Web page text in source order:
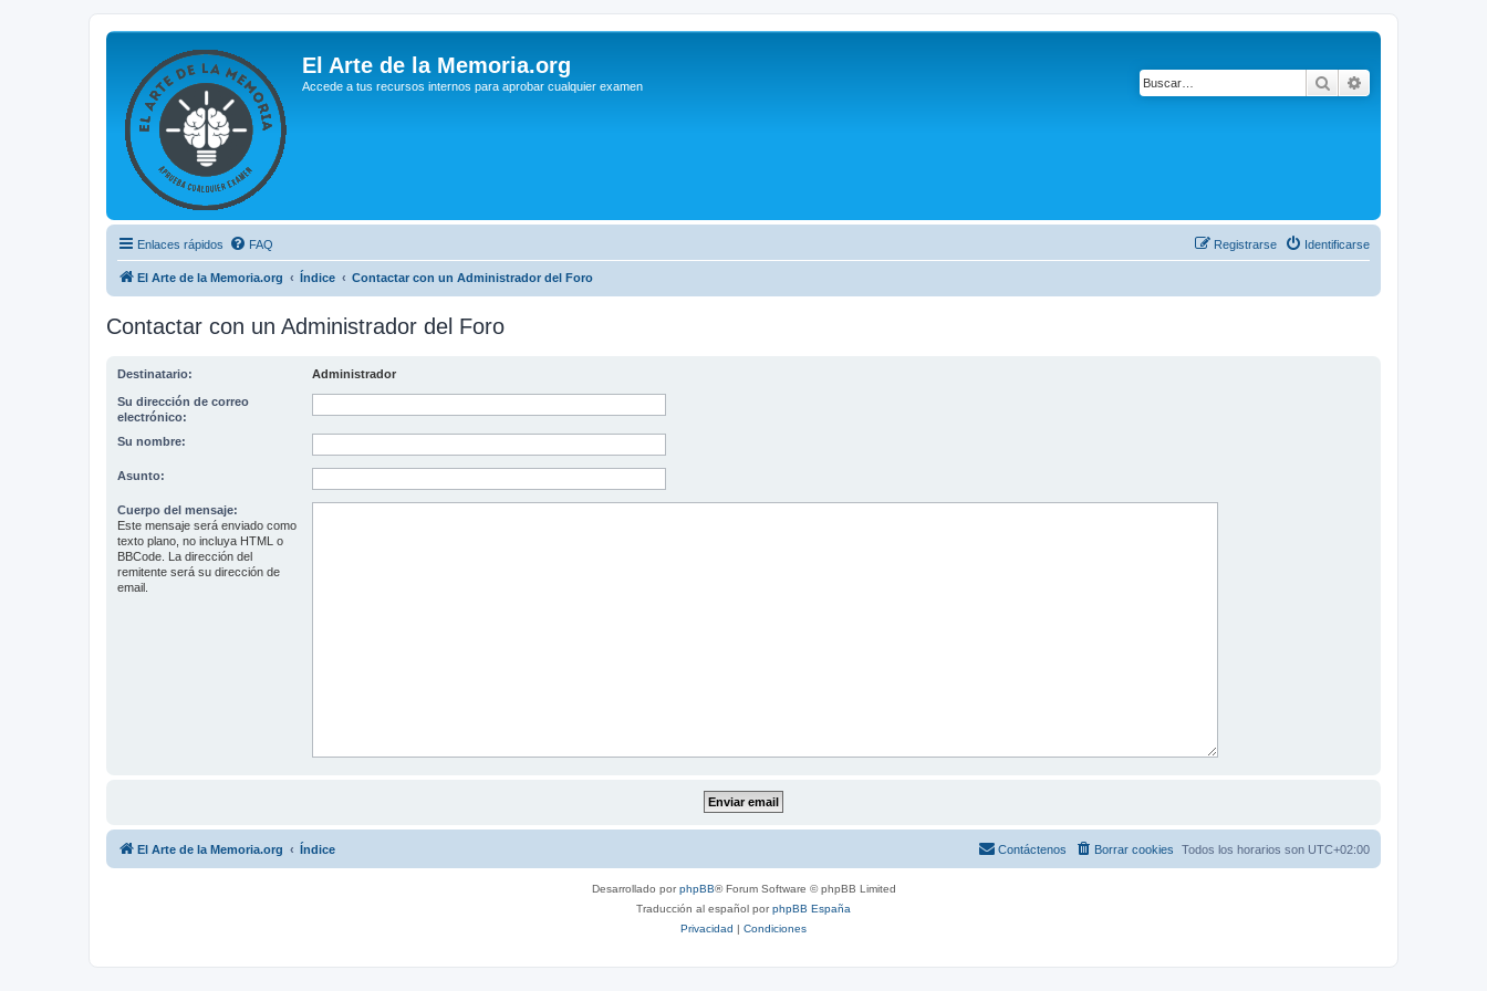
El Arte de la Memoria.org
Accede a tus recursos internos para aprobar cualquier examen Buscar
Enlaces rápidos FAQ Identificarse
Registrarse
El Arte de la Memoria.org Índice Contactar con un Administrador del Foro
Contactar con un Administrador del Foro
Destinatario: Administrador
Su dirección de correo
electrónico:
Su nombre:
Asunto:
Cuerpo del mensaje:
Este mensaje será enviado como
texto plano, no incluya HTML o
BBCode. La dirección del
remitente será su dirección de
email.
El Arte de la Memoria.org Índice Todos los horarios son UTC+02:00
Borrar cookies
Contáctenos
Desarrollado porphpBB® Forum Software © phpBB Limited
Traducción al español porphpBB España
Privacidad | Condiciones